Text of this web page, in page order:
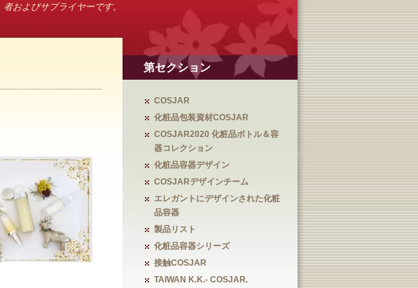
者およびサプライヤーです。
第セクション
COSJAR
化粧品包装資材COSJAR
COSJAR2020 化粧品ボトル＆容
器コレクション
化粧品容器デザイン
COSJARデザインチーム
エレガントにデザインされた化粧
品容器
製品リスト
化粧品容器シリーズ
接触COSJAR
TAIWAN K.K.- COSJAR.